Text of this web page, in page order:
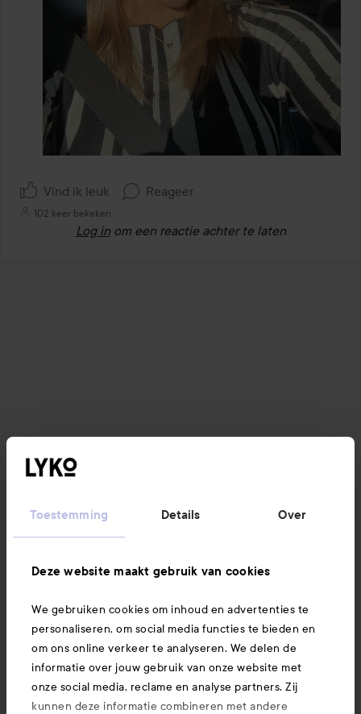
Toestemming Details Over
Deze website maakt gebruik van cookies
We gebruiken cookies om inhoud en advertenties te
personaliseren, om social media functies te bieden en
om ons online verkeer te analyseren. We delen de
informatie over jouw gebruik van onze website met
onze social media, reclame en analyse partners. Zij
kunnen deze informatie combineren met andere
Vind ik leuk Reageer
102 keer bekeken
Log in om een reactie achter te laten